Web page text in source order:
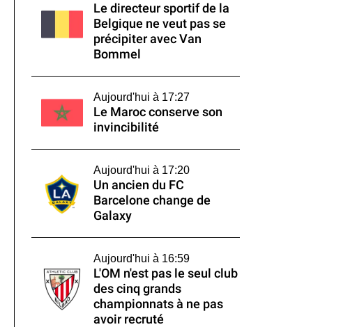
Le directeur sportif de la
Belgique ne veut pas se
précipiter avec Van
Bommel
Aujourd'hui à 17:27
Le Maroc conserve son
invincibilité
Aujourd'hui à 17:20
Un ancien du FC
Barcelone change de
Galaxy
Aujourd'hui à 16:59
L'OM n'est pas le seul club
des cinq grands
championnats à ne pas
avoir recruté